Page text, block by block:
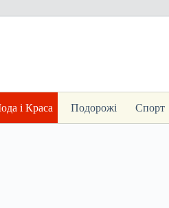
і Краса Подорожі Спорт